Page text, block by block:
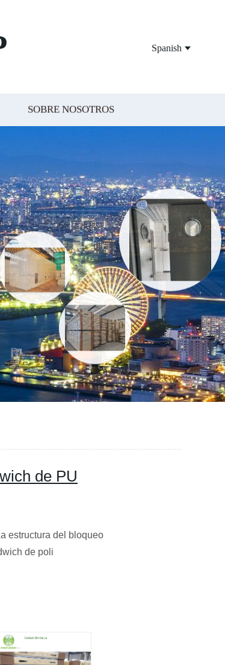
Spanish
SOBRE NOSOTROS
de PU
estructura del bloqueo
de poli